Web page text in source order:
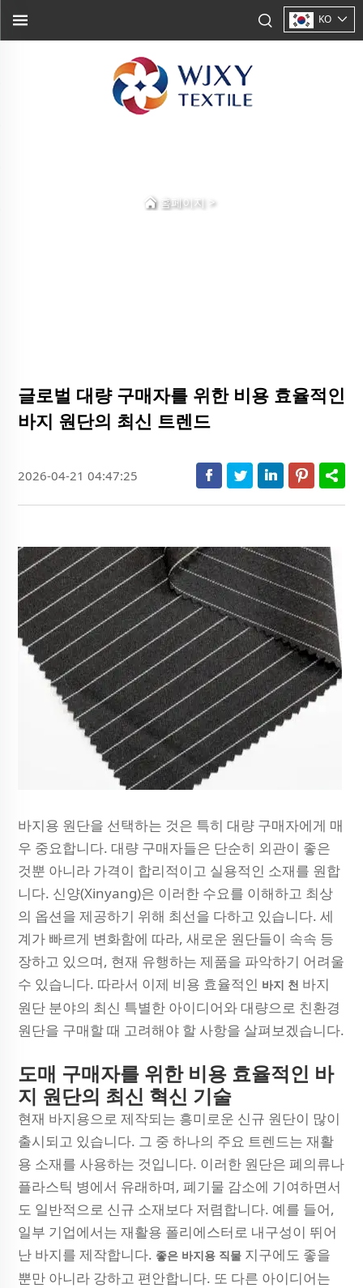
KO
홈페이지>
글로벌 대량 구매자를 위한 비용 효율적인
바지 원단의 최신 트렌드
2026-04-21 04:47:25
바지용 원단을 선택하는 것은 특히 대량 구매자에게 매
우 중요합니다. 대량 구매자들은 단순히 외관이 좋은
것뿐 아니라 가격이 합리적이고 실용적인 소재를 원합
니다. 신양(Xinyang)은 이러한 수요를 이해하고 최상
의 옵션을 제공하기 위해 최선을 다하고 있습니다. 세
계가 빠르게 변화함에 따라, 새로운 원단들이 속속 등
장하고 있으며, 현재 유행하는 제품을 파악하기 어려울
수 있습니다. 따라서 이제 비용 효율적인 바지 천 바지
원단 분야의 최신 특별한 아이디어와 대량으로 친환경
원단을 구매할 때 고려해야 할 사항을 살펴보겠습니다.
도매 구매자를 위한 비용 효율적인 바
지 원단의 최신 혁신 기술
현재 바지용으로 제작되는 흥미로운 신규 원단이 많이
출시되고 있습니다. 그 중 하나의 주요 트렌드는 재활
용 소재를 사용하는 것입니다. 이러한 원단은 폐의류나
플라스틱 병에서 유래하며, 폐기물 감소에 기여하면서
도 일반적으로 신규 소재보다 저렴합니다. 예를 들어,
일부 기업에서는 재활용 폴리에스터로 내구성이 뛰어
난 바지를 제작합니다. 좋은 바지용 직물 지구에도 좋을
뿐만 아니라 강하고 편안합니다. 또 다른 아이디어는